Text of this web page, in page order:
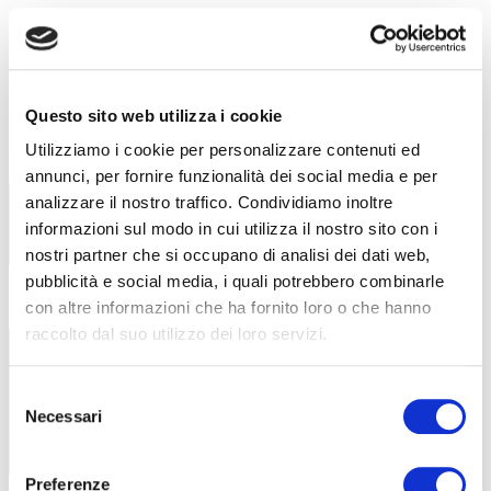
Questo sito web utilizza i cookie
Utilizziamo i cookie per personalizzare contenuti ed
annunci, per fornire funzionalità dei social media e per
analizzare il nostro traffico. Condividiamo inoltre
informazioni sul modo in cui utilizza il nostro sito con i
nostri partner che si occupano di analisi dei dati web,
pubblicità e social media, i quali potrebbero combinarle
con altre informazioni che ha fornito loro o che hanno
raccolto dal suo utilizzo dei loro servizi.
delNecessari
Preferenze
NEWS
certificato
ABF ottiene la certificazione UNI/PdR
125:2022 e adotta un sistema
5 Agosto 2026
Formazione Continua in Lombardia:
nuovi corsi finanziati per imprese e
Con ABF, aziende e lavoratori possono
aggiornare le proprie competenze